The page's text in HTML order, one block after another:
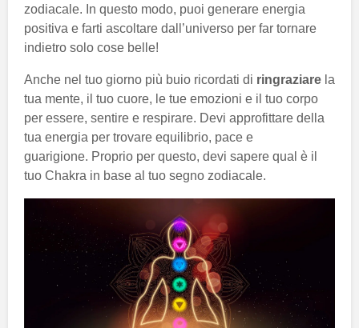
zodiacale. In questo modo, puoi generare energia
positiva e farti ascoltare dall’universo per far tornare
indietro solo cose belle!
Anche nel tuo giorno più buio ricordati di ringraziare la
tua mente, il tuo cuore, le tue emozioni e il tuo corpo
per essere, sentire e respirare. Devi approfittare della
tua energia per trovare equilibrio, pace e
guarigione. Proprio per questo, devi sapere qual è il
tuo Chakra in base al tuo segno zodiacale.